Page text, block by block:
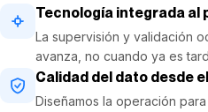
Tecnología integrada al
La supervisión y validación
avanza, no cuando ya es
Calidad del dato desde
Diseñamos la operación